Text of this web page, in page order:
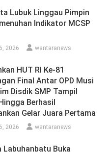
Lubuk Linggau Pimpin
Indikator MCSP
2026 wantaranews
HUT RI Ke-81
Final Antar OPD Musi
Disdik SMP Tampil
Berhasil
Gelar Juara Pertama
2026 wantaranews
Labuhanbatu Buka